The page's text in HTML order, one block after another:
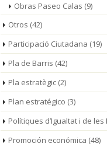
03
Ago
La línea de
municipal
horarios a
de agosto por las
nueva rotonda de
Mont-roig del
Obras Paseo Calas (9)
Otros (42)
Participació Ciutadana (19)
Pla de Barris (42)
Pla estratègic(2)
Plan estratégico (3)
Polítiques d’Igualtat i de les
Promoción económica (48)